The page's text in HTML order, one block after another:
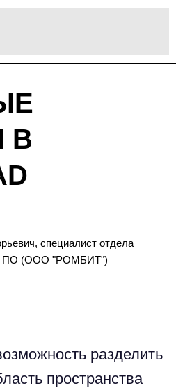
В
специалист отдела
ПО (ООО "РОМБИТ")
разделить
пространства